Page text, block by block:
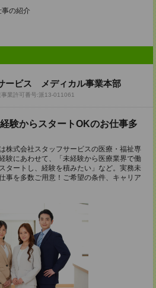
事の紹介
ービス メディカル事業本部
業許可番号:派13-011061
験からスタートOKのお仕事多
株式会社スタッフサービスの医療・福祉専
験にあわせて、「未経験から医療業界で働
タートし、経験を積みたい」など。実務未
事を多数ご用意！ご希望の条件、キャリア